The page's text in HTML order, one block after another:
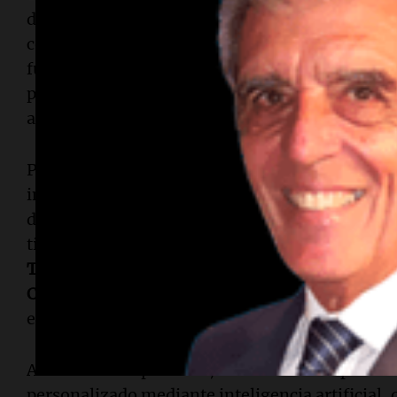
debates sobre el uso de voces generadas por
contenido automatizado, que plantean
futuro de los creadores de contenido
preocupaciones sobre la fiabilidad de los
artificial, especialmente al abordar noticias o
Para mitigar estos problemas, Amazon
importantes organizaciones de noticias para
del contenido. La compañía afirmó queAlexa+
tiempo real a través de acuerdos con medios
The Washington Post
Forbes,Business
Condé Nast
, así como con
en todo Estados Unidos.
Además de los podcasts, Amazonestá